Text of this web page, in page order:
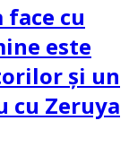
cu
este
și un
cu Zeruya